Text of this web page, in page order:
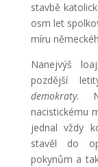
stavbě
osm let
míru
Nanejvýš
pozdější
demokraty.
nacistickému
jednal vždy
stavěl do
pokynům a